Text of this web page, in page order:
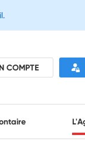
COMPTE